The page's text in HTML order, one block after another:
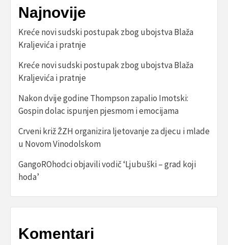
Najnovije
Kreće novi sudski postupak zbog ubojstva Blaža
Kraljevića i pratnje
Kreće novi sudski postupak zbog ubojstva Blaža
Kraljevića i pratnje
Nakon dvije godine Thompson zapalio Imotski:
Gospin dolac ispunjen pjesmom i emocijama
Crveni križ ŽZH organizira ljetovanje za djecu i mlade
u Novom Vinodolskom
GangoROhodci objavili vodič ‘Ljubuški – grad koji
hoda’
Komentari